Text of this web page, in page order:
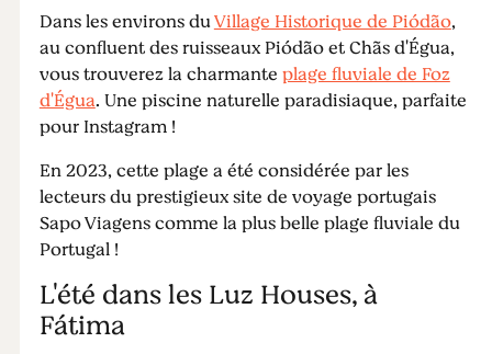
Dans les environs duVillage Historique de Piódão,
au confluent des ruisseaux Piódão et Chãs d'Égua,
vous trouverez la charmante plage fluviale de Foz
d'Égua. Une piscine naturelle paradisiaque, parfaite
pour Instagram !
En 2023, cette plage a été considérée par les
lecteurs du prestigieux site de voyage portugais
Sapo Viagens comme la plus belle plage fluviale du
Portugal !
L'été dans les Luz Houses, à
Fátima